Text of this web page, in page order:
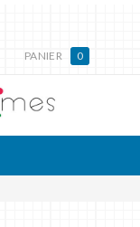
PANIER 0